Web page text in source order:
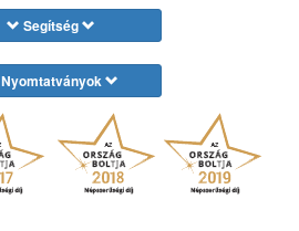
Segítség
Nyomtatványok